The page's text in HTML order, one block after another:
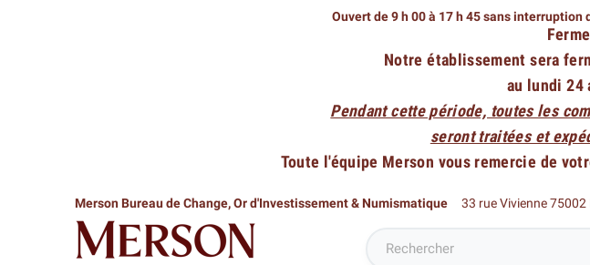
Ouvert de 9 h 00 à 17 h 45 sans interruption
Notre établissement sera
au lundi 24
Pendant cette période, toutes les
seront traitées et
Toute l'équipe Merson vous remercie de
Merson Bureau de Change, Or d'Investissement & Numismatique 33 rue Vivienne 75002